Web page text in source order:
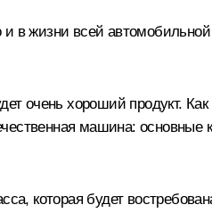
в жизни всей
очень хороший продукт.
машина: основные
которая будет